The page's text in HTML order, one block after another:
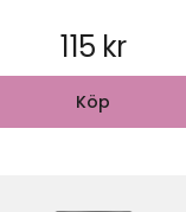
115 kr
Köp